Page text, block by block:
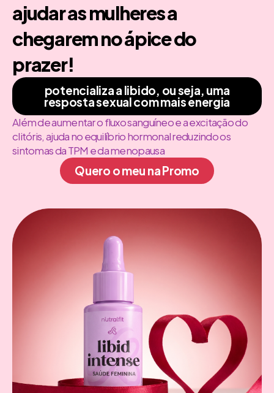
ajudar as mulheres a
chegarem no ápice do
prazer!
potencializa a libido, ou seja, uma
resposta sexual com mais energia
Além de aumentar o fluxo sanguíneo e a excitação do
clitóris, ajuda no equilíbrio hormonal reduzindo os
sintomas da TPM e da menopausa
Quero o meu na Promo